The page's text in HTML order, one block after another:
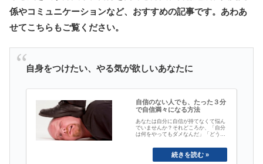
係やコミュニケーションなど、おすすめの記事です。あわあ
せてこちらもご覧ください。
自身をつけたい、やる気が欲しいあなたに
自信のない人でも、たった３分
で自信満々になる方法
あなたは自分に自信が持てなくて悩ん
でいませんか？それどころか、「自分
は何をやってもダメなんだ」「どうせ
見てしまっていませんか？もう、今日
で、そんな自分から抜け出しましょ
う。あなたが、あなた自信の最大の理